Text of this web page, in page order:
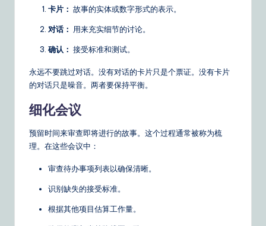
卡片： 故事的实体或数字形式的表示。
对话： 用来充实细节的讨论。
确认： 接受标准和测试。
永远不要跳过对话。没有对话的卡片只是个票证。没有卡片
的对话只是噪音。两者要保持平衡。
细化会议
预留时间来审查即将进行的故事。这个过程通常被称为梳
理。在这些会议中：
审查待办事项列表以确保清晰。
识别缺失的接受标准。
根据其他项目估算工作量。